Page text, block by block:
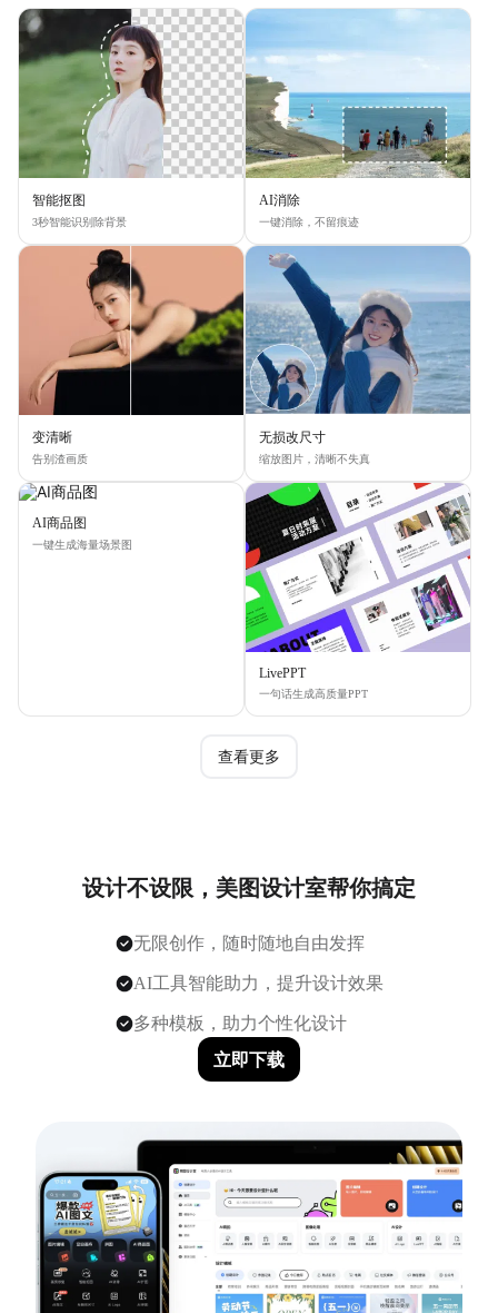
智能抠图
3秒智能识别除背景
AI消除
一键消除，不留痕迹
变清晰
告别渣画质
无损改尺寸
缩放图片，清晰不失真
AI商品图
一键生成海量场景图
LivePPT
一句话生成高质量PPT
查看更多
设计不设限，美图设计室帮你搞定
无限创作，随时随地自由发挥
AI工具智能助力，提升设计效果
多种模板，助力个性化设计
立即下载